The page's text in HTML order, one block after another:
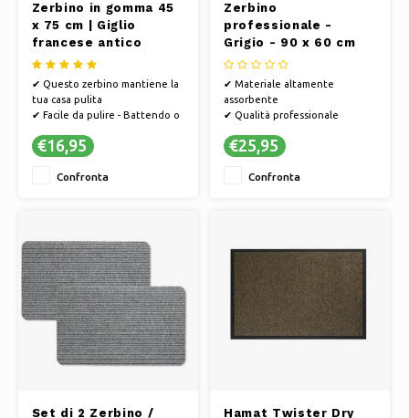
Zerbino in gomma 45
x 75 cm | Giglio
francese antico
✔ Questo zerbino mantiene la
tua casa pulita
✔ Facile da pulire - Battendo o
✔ PVC antiscivolo, in modo che
✔ Hamat si sviluppa in modo
✔ Ques
€16,95
Confronta
Zerbino
professionale -
Grigio - 90 x 60 cm
✔ Materiale altamente
assorbente
✔ Qualità professionale
€25,95
Confronta
Set di 2 Zerbino /
Hamat Twister Dry